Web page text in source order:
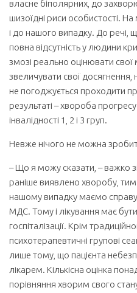
власне біполярних, до
шизоїдні риси особистості.
і до нашого випадку. До
повна відсутність у людини
змозі реально оцінювати
звеличувати свої
не погоджується проходити
результаті – хвороба
інвалідності 1, 2 і 3 груп.
Невже нічого не можна
– Що я можу сказати, – важко
раніше виявлено хворобу,
нашому випадку маємо
МДС. Тому і лікування має
госпіталізації. Крім
психотерапевтичні групові
лише тому, що пацієнта
лікарем. Кількісна оцінка
порівняння хворим свого